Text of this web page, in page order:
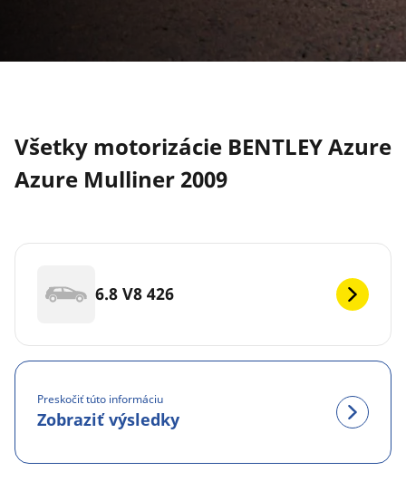
Všetky motorizácie BENTLEY Azure
Azure Mulliner 2009
6.8 V8 426
Preskočiť túto informáciu
Zobraziť výsledky